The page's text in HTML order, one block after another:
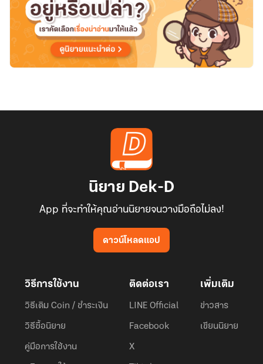
นิยาย Dek-D
App ที่จะทำให้คุณอ่านนิยายจนวางมือถือไม่ลง!
ดาวน์โหลดแอป
วิธีการใช้งาน
วิธีเติม Coin / ชำระเงิน
วิธีซื้อนิยาย
คู่มือการใช้งาน
ติดต่อเรา
LINE Official
Facebook
X
เพิ่มเติม
ข่าวสาร
เขียนนิยาย